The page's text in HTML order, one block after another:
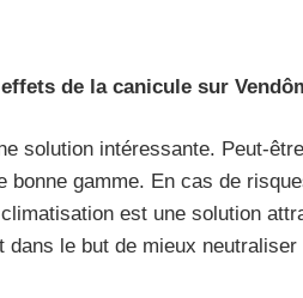
de la canicule sur
solution intéressante. Peut-
bonne gamme. En cas de
est une solution
le but de mieux